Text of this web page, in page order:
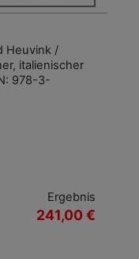
Heuvink /
italienischer
978-3-
Ergebnis
241,00 €